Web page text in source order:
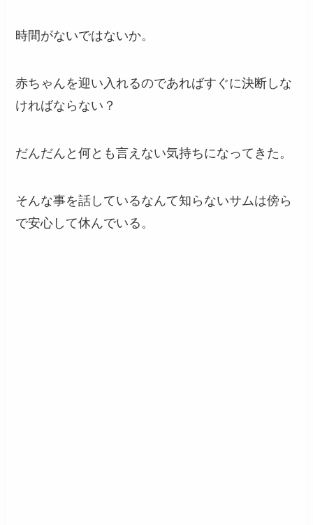
時間がないではないか。
赤ちゃんを迎い入れるのであればすぐに決断しな
ければならない？
だんだんと何とも言えない気持ちになってきた。
そんな事を話しているなんて知らないサムは傍ら
で安心して休んでいる。